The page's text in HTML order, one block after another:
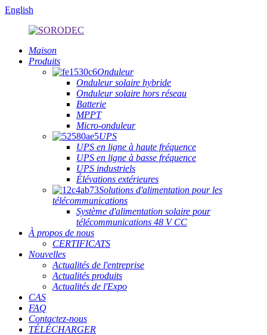
English
Maison
Produits
Onduleur
Onduleur solaire hybride
Onduleur solaire hors réseau
Batterie
MPPT
Micro-onduleur
UPS
UPS en ligne à haute fréquence
UPS en ligne à basse fréquence
UPS industriels
Élévations extérieures
Solutions d'alimentation pour les
télécommunications
Système d'alimentation solaire pour
télécommunications 48 V CC
À propos de nous
CERTIFICATS
Nouvelles
Actualités de l'entreprise
Actualités produits
Actualités de l'Expo
CAS
FAQ
Contactez-nous
TÉLÉCHARGER